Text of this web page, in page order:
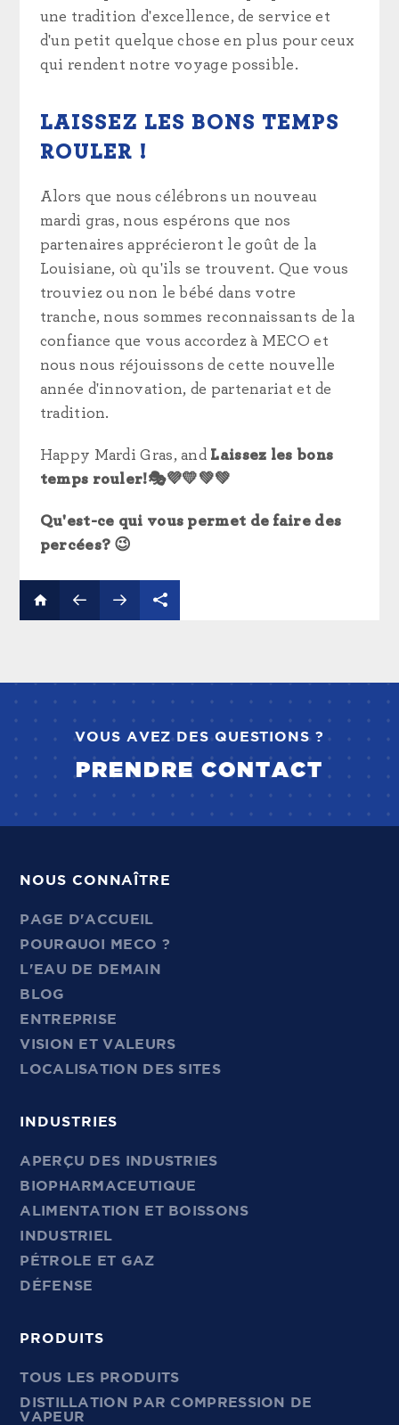
une tradition d'excellence, de service et
d'un petit quelque chose en plus pour ceux
qui rendent notre voyage possible.
LAISSEZ LES BONS TEMPS
ROULER !
Alors que nous célébrons un nouveau
mardi gras, nous espérons que nos
partenaires apprécieront le goût de la
Louisiane, où qu'ils se trouvent. Que vous
trouviez ou non le bébé dans votre
tranche, nous sommes reconnaissants de la
confiance que vous accordez à MECO et
nous nous réjouissons de cette nouvelle
année d'innovation, de partenariat et de
tradition.
Happy Mardi Gras, and Laissez les bons
temps rouler!🎭💜💛💚💚
Qu'est-ce qui vous permet de faire des
percées? 😉
VOUS AVEZ DES QUESTIONS ?
PRENDRE CONTACT
NOUS CONNAÎTRE
PAGE D'ACCUEIL
POURQUOI MECO ?
L'EAU DE DEMAIN
BLOG
ENTREPRISE
VISION ET VALEURS
LOCALISATION DES SITES
INDUSTRIES
APERÇU DES INDUSTRIES
BIOPHARMACEUTIQUE
ALIMENTATION ET BOISSONS
INDUSTRIEL
PÉTROLE ET GAZ
DÉFENSE
PRODUITS
TOUS LES PRODUITS
DISTILLATION PAR COMPRESSION DE
VAPEUR